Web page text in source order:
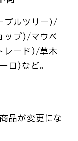
プルツリー)/
ップ)/マウベ
レード)/草木
ロ)など。
品が変更にな